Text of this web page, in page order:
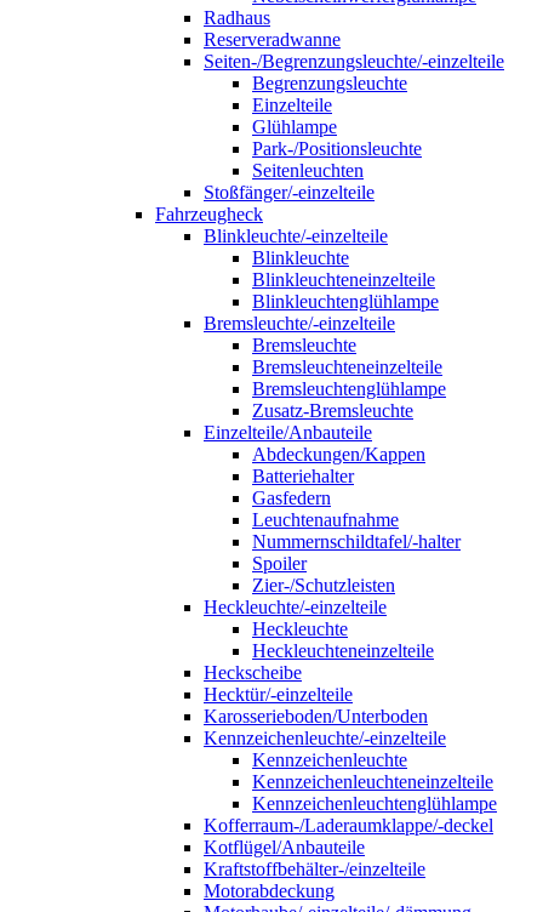
Radhaus
Reserveradwanne
Seiten-/Begrenzungsleuchte/-einzelteile
Begrenzungsleuchte
Einzelteile
Glühlampe
Park-/Positionsleuchte
Seitenleuchten
Stoßfänger/-einzelteile
Fahrzeugheck
Blinkleuchte/-einzelteile
Blinkleuchte
Blinkleuchteneinzelteile
Blinkleuchtenglühlampe
Bremsleuchte/-einzelteile
Bremsleuchte
Bremsleuchteneinzelteile
Bremsleuchtenglühlampe
Zusatz-Bremsleuchte
Einzelteile/Anbauteile
Abdeckungen/Kappen
Batteriehalter
Gasfedern
Leuchtenaufnahme
Nummernschildtafel/-halter
Spoiler
Zier-/Schutzleisten
Heckleuchte/-einzelteile
Heckleuchte
Heckleuchteneinzelteile
Heckscheibe
Hecktür/-einzelteile
Karosserieboden/Unterboden
Kennzeichenleuchte/-einzelteile
Kennzeichenleuchte
Kennzeichenleuchteneinzelteile
Kennzeichenleuchtenglühlampe
Kofferraum-/Laderaumklappe/-deckel
Kotflügel/Anbauteile
Kraftstoffbehälter-/einzelteile
Motorabdeckung